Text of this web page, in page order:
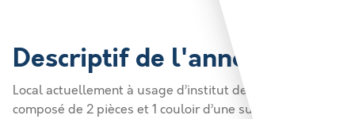
Descriptif de l'annonce
Local actuellement à usage d’institut de beauté
composé de 2 pièces et 1 couloir d’une surface totale de